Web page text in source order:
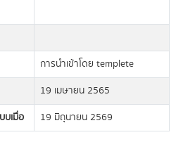
การนำเข้าโดย templete
19 เมษายน 2565
บเมื่อ
19 มิถุนายน 2569